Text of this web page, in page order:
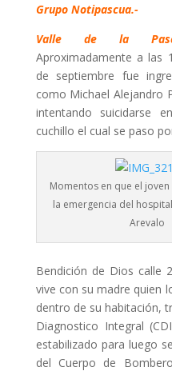
Grupo Notipascua.-
Valle de la
Aproximadamente a las
de septiembre fue
como Michael Alejandro
intentando suicidarse
cuchillo el cual se paso
Momentos en que el
la emergencia del
Arevalo
Bendición de Dios calle
vive con su madre quien
dentro de su habitación,
Diagnostico Integral
estabilizado para luego
del Cuerpo de